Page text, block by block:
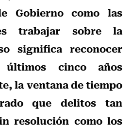
Gobierno como las
trabajar sobre la
significa reconocer
cinco años
la ventana de tiempo
que delitos tan
resolución como los